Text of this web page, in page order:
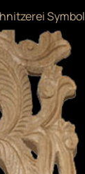
Symbol